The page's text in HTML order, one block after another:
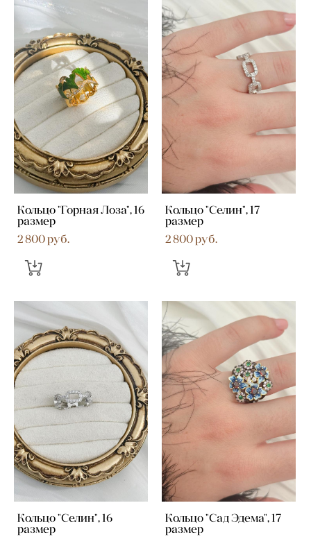
Кольцо "Горная Лоза", 16
размер
2 800 pуб.
Кольцо "Селин", 17
размер
2 800 pуб.
Кольцо "Селин", 16
размер
Кольцо "Сад Эдема", 17
размер